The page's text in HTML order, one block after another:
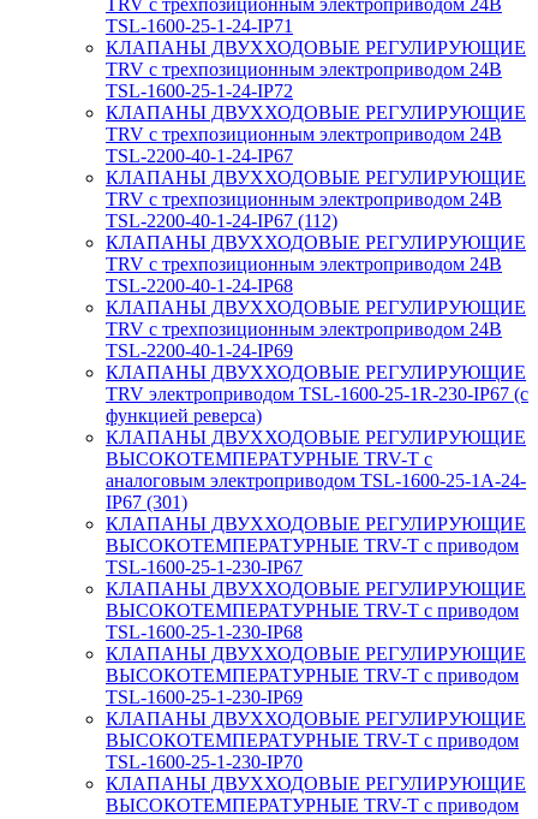
TRV с трехпозиционным электроприводом 24В
TSL-1600-25-1-24-IP71
КЛАПАНЫ ДВУХХОДОВЫЕ РЕГУЛИРУЮЩИЕ
TRV с трехпозиционным электроприводом 24В
TSL-1600-25-1-24-IP72
КЛАПАНЫ ДВУХХОДОВЫЕ РЕГУЛИРУЮЩИЕ
TRV с трехпозиционным электроприводом 24В
TSL-2200-40-1-24-IP67
КЛАПАНЫ ДВУХХОДОВЫЕ РЕГУЛИРУЮЩИЕ
TRV с трехпозиционным электроприводом 24В
TSL-2200-40-1-24-IP67 (112)
КЛАПАНЫ ДВУХХОДОВЫЕ РЕГУЛИРУЮЩИЕ
TRV с трехпозиционным электроприводом 24В
TSL-2200-40-1-24-IP68
КЛАПАНЫ ДВУХХОДОВЫЕ РЕГУЛИРУЮЩИЕ
TRV с трехпозиционным электроприводом 24В
TSL-2200-40-1-24-IP69
КЛАПАНЫ ДВУХХОДОВЫЕ РЕГУЛИРУЮЩИЕ
TRV электроприводом TSL-1600-25-1R-230-IP67 (с
функцией реверса)
КЛАПАНЫ ДВУХХОДОВЫЕ РЕГУЛИРУЮЩИЕ
ВЫСОКОТЕМПЕРАТУРНЫЕ TRV-T с
аналоговым электроприводом TSL-1600-25-1А-24-
IP67 (301)
КЛАПАНЫ ДВУХХОДОВЫЕ РЕГУЛИРУЮЩИЕ
ВЫСОКОТЕМПЕРАТУРНЫЕ TRV-T с приводом
TSL-1600-25-1-230-IP67
КЛАПАНЫ ДВУХХОДОВЫЕ РЕГУЛИРУЮЩИЕ
ВЫСОКОТЕМПЕРАТУРНЫЕ TRV-T с приводом
TSL-1600-25-1-230-IP68
КЛАПАНЫ ДВУХХОДОВЫЕ РЕГУЛИРУЮЩИЕ
ВЫСОКОТЕМПЕРАТУРНЫЕ TRV-T с приводом
TSL-1600-25-1-230-IP69
КЛАПАНЫ ДВУХХОДОВЫЕ РЕГУЛИРУЮЩИЕ
ВЫСОКОТЕМПЕРАТУРНЫЕ TRV-T с приводом
TSL-1600-25-1-230-IP70
КЛАПАНЫ ДВУХХОДОВЫЕ РЕГУЛИРУЮЩИЕ
ВЫСОКОТЕМПЕРАТУРНЫЕ TRV-T с приводом